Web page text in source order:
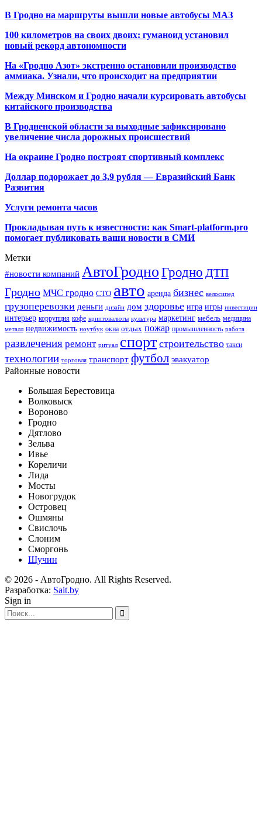
В Гродно на маршруты вышли новые автобусы МАЗ
100 километров на своих двоих: гуманоид установил
новый рекорд автономности
На «Гродно Азот» экстренно остановили производство
аммиака. Узнали, что происходит на предприятии
Между Минском и Гродно начали курсировать автобусы
китайского производства
В Гродненской области за выходные зафиксировано
увеличение числа дорожных происшествий
На окраине Гродно построят спортивный комплекс
Доллар подорожает до 3,9 рубля — Евразийский Банк
Развития
Услуги ремонта часов
Прокладывая путь к известности: как Smart-platform.pro
помогает публиковать ваши новости в СМИ
Метки
#новости компаний АвтоГродноГродно ДТП
Гродно МЧС гродно СТО авто аренда бизнес велосипед
грузоперевозки деньги дизайн дом здоровье игра игры инвестиции
интерьер коррупция кофе криптовалюты культура маркетинг мебель медицина
металл недвижимость ноутбук окна отдых пожар промышленность работа
развлечения ремонт ритуал спорт строительство такси
технологии торговля транспорт футбол эвакуатор
Районные новости
Большая Берестовица
Волковыск
Вороново
Гродно
Дятлово
Зельва
Ивье
Кореличи
Лида
Мосты
Новогрудок
Островец
Ошмяны
Свислочь
Слоним
Сморгонь
Щучин
© 2026 - АвтоГродно. All Rights Reserved.
Разработка: Sait.by
Sign in